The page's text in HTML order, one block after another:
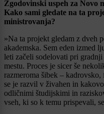
Zgodovinski uspeh za Novo
Kako sami gledate na ta
ministrovanja?
»Na ta projekt gledam z dveh
akademska. Sem eden izmed
leti začeli sodelovati pri
mestu. Proces je sicer še
razmeroma šibek –
se je razvil v živahen in
odličnimi študijskimi in
vseh, ki so k temu prispevali,